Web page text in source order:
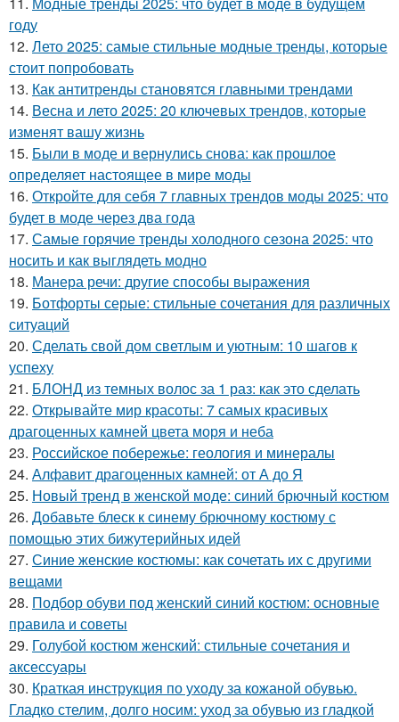
году
12. Лето 2025: самые стильные модные тренды, которые
стоит попробовать
13. Как антитренды становятся главными трендами
14. Весна и лето 2025: 20 ключевых трендов, которые
изменят вашу жизнь
15. Были в моде и вернулись снова: как прошлое
определяет настоящее в мире моды
16. Откройте для себя 7 главных трендов моды 2025: что
будет в моде через два года
17. Самые горячие тренды холодного сезона 2025: что
носить и как выглядеть модно
18. Манера речи: другие способы выражения
19. Ботфорты серые: стильные сочетания для различных
ситуаций
20. Сделать свой дом светлым и уютным: 10 шагов к
успеху
21. БЛОНД из темных волос за 1 раз: как это сделать
22. Открывайте мир красоты: 7 самых красивых
драгоценных камней цвета моря и неба
23. Российское побережье: геология и минералы
24. Алфавит драгоценных камней: от А до Я
25. Новый тренд в женской моде: синий брючный костюм
26. Добавьте блеск к синему брючному костюму с
помощью этих бижутерийных идей
27. Синие женские костюмы: как сочетать их с другими
вещами
28. Подбор обуви под женский синий костюм: основные
правила и советы
29. Голубой костюм женский: стильные сочетания и
аксессуары
30. Краткая инструкция по уходу за кожаной обувью.
Гладко стелим, долго носим: уход за обувью из гладкой